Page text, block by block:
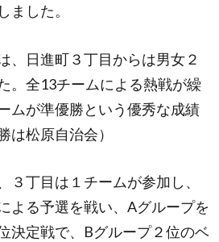
ました。
、日進町３丁目からは男女２
。全13チームによる熱戦が繰
ムが準優勝という優秀な成績
は松原自治会）
３丁目は１チームが参加し、
よる予選を戦い、Aグループを
決定戦で、Bグループ２位のベ